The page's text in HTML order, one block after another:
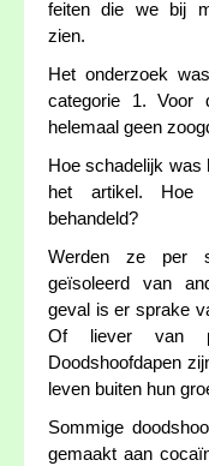
feiten die we bij
zien.
Het onderzoek
categorie 1. Voor
helemaal geen
Hoe schadelijk was
het artikel. Hoe
behandeld?
Werden ze per
geïsoleerd van
geval is er sprake
Of liever van
Doodshoofdapen
leven buiten hun
Sommige
gemaakt aan